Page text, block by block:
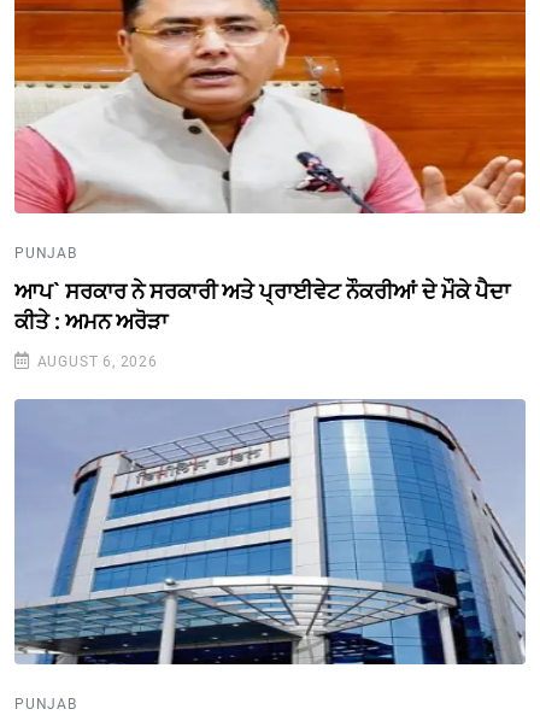
PUNJAB
ਆਪ` ਸਰਕਾਰ ਨੇ ਸਰਕਾਰੀ ਅਤੇ ਪ੍ਰਾਈਵੇਟ ਨੌਕਰੀਆਂ ਦੇ ਮੌਕੇ ਪੈਦਾ
ਕੀਤੇ : ਅਮਨ ਅਰੋੜਾ
AUGUST 6, 2026
PUNJAB